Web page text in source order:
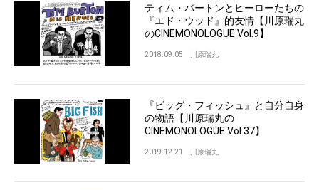
ティム・バートンとヒーローたちの
『エド・ウッド』的友情【川原瑞丸
のCINEMONOLOGUE Vol.9】
2018.09.05 川原瑞丸
『ビッグ・フィッシュ』と自分自身
の物語【川原瑞丸の
CINEMONOLOGUE Vol.37】
2019.12.21 川原瑞丸